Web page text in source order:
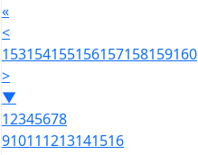
«
<
153154155156157158159160
>
▼
12345678
910111213141516